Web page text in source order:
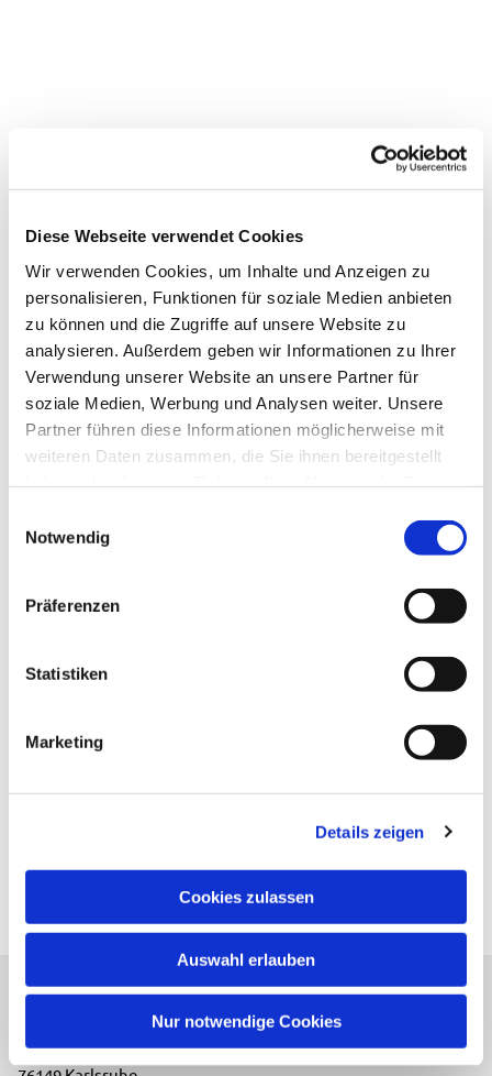
Diese Webseite verwendet Cookies
Wir verwenden Cookies, um Inhalte und Anzeigen zu
personalisieren, Funktionen für soziale Medien anbieten
zu können und die Zugriffe auf unsere Website zu
analysieren. Außerdem geben wir Informationen zu Ihrer
Verwendung unserer Website an unsere Partner für
soziale Medien, Werbung und Analysen weiter. Unsere
Partner führen diese Informationen möglicherweise mit
weiteren Daten zusammen, die Sie ihnen bereitgestellt
Notwendig
Präferenzen
Statistiken
Marketing
Details zeigen
Cookies zulassen
Auswahl erlauben
Nur notwendige Cookies
Dies könnte Sie auch interessieren
Evangelische Kirchengemeinde Neureut
Neureuter Hauptstraße 260